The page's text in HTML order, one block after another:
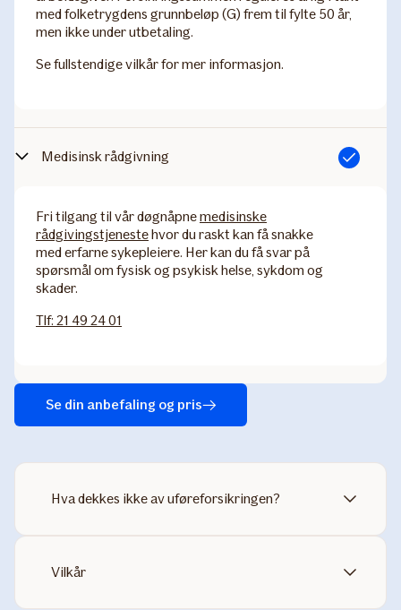
med folketrygdens grunnbeløp (G) frem til fylte 50 år,
men ikke under utbetaling.
Se fullstendige vilkår for mer informasjon.
Medisinsk rådgivning Inkludert
Fri tilgang til vår døgnåpnemedisinske
rådgivingstjenestehvor du raskt kan få snakke
med erfarne sykepleiere. Her kan du få svar på
spørsmål om fysisk og psykisk helse, sykdom og
skader.
Tlf: 21 49 24 01
Se din anbefaling og pris
Hva dekkes ikke av uføreforsikringen?
Vilkår